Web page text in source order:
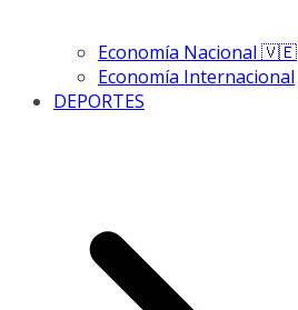
Economía Nacional 🇻🇪
Economía Internacional
DEPORTES